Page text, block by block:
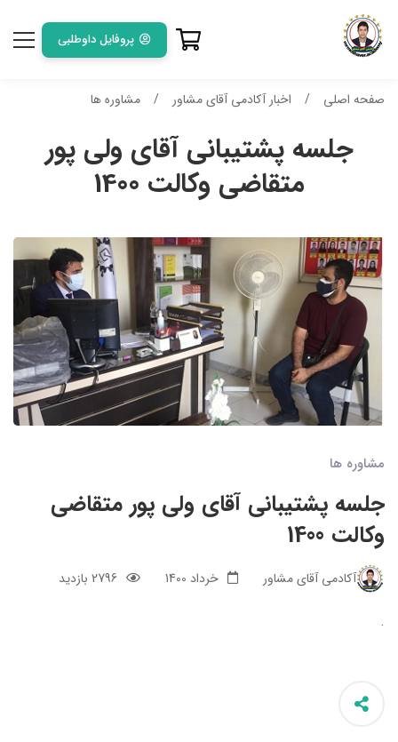
پروفایل داوطلبی
جلسه پشتیبانی آقای ولی پور
متقاضی وکالت 1400
صفحه اصلی اخبار آکادمی آقای مشاور مشاوره ها
مشاوره ها
جلسه پشتیبانی آقای ولی پور متقاضی
وکالت 1400
آکادمی آقای مشاور خرداد 1400 2796 بازدید
.